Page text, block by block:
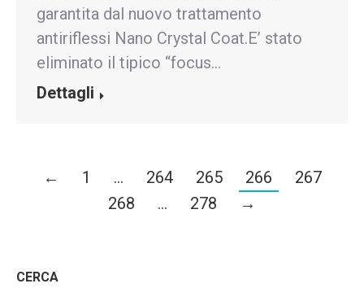
garantita dal nuovo trattamento
antiriflessi Nano Crystal Coat.E’ stato
eliminato il tipico “focus…
Dettagli
← 1 … 264 265 266
267
268
… 278 →
CERCA